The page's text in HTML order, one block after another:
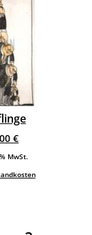
€
MwSt.